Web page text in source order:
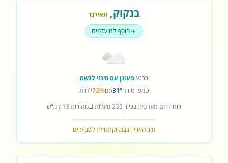
בנקוק, תאילנד
הוסף למועדפים
כרגעמעונן עם סיכוי לגשם
טמפרטורה31°עם72%לחות
רוח דרום מערביתבכיוון 235מעלות ובמהירות 13 קמ"ש
מזג האוויר בבנקוקתחזית לשבועיים